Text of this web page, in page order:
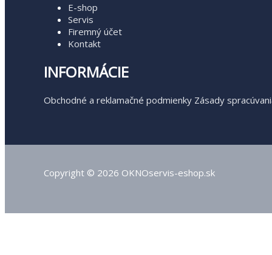
E-shop
Servis
Firemný účet
Kontakt
INFORMÁCIE
Obchodné a reklamačné podmienky Zásady
Copyright © 2026 OKNOservis-eshop.sk